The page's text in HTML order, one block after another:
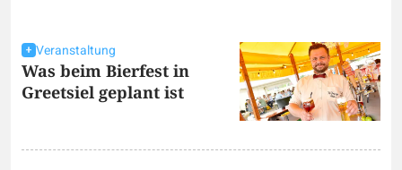
Veranstaltung
Was beim Bierfest in
Greetsiel geplant ist